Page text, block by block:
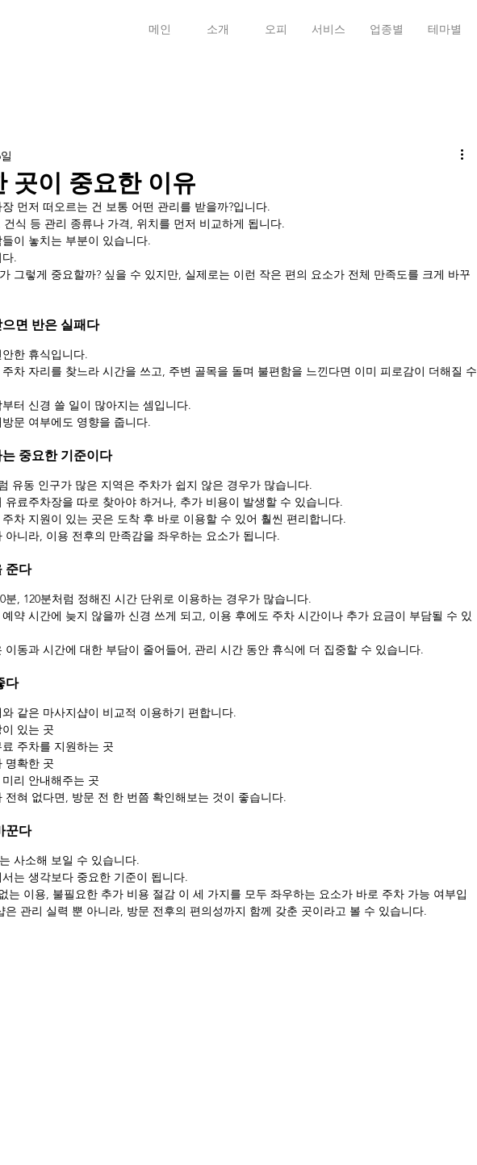
메인 소개 오피 서비스 업종별 테마별
곳이 중요한 이유
먼저 떠오르는 건 보통 어떤 관리를 받을까?입니다.
식 등 관리 종류나 가격, 위치를 먼저 비교하게 됩니다.
이 놓치는 부분이 있습니다.
.
그렇게 중요할까? 싶을 수 있지만, 실제로는 이런 작은 편의 요소가 전체 만족도를 크게 바꾸
면 반은 실패다
한 휴식입니다.
차 자리를 찾느라 시간을 쓰고, 주변 골목을 돌며 불편함을 느낀다면 이미 피로감이 더해질 수
터 신경 쓸 일이 많아지는 셈입니다.
문 여부에도 영향을 줍니다.
중요한 기준이다
유동 인구가 많은 지역은 주차가 쉽지 않은 경우가 많습니다.
유료주차장을 따로 찾아야 하거나, 추가 비용이 발생할 수 있습니다.
차 지원이 있는 곳은 도착 후 바로 이용할 수 있어 훨씬 편리합니다.
아니라, 이용 전후의 만족감을 좌우하는 요소가 됩니다.
준다
분, 120분처럼 정해진 시간 단위로 이용하는 경우가 많습니다.
약 시간에 늦지 않을까 신경 쓰게 되고, 이용 후에도 주차 시간이나 추가 요금이 부담될 수 있
이동과 시간에 대한 부담이 줄어들어, 관리 시간 동안 휴식에 더 집중할 수 있습니다.
다
같은 마사지샵이 비교적 이용하기 편합니다.
있는 곳
주차를 지원하는 곳
명확한 곳
리 안내해주는 곳
전혀 없다면, 방문 전 한 번쯤 확인해보는 것이 좋습니다.
꾼다
사소해 보일 수 있습니다.
는 생각보다 중요한 기준이 됩니다.
는 이용, 불필요한 추가 비용 절감 이 세 가지를 모두 좌우하는 요소가 바로 주차 가능 여부입
은 관리 실력 뿐 아니라, 방문 전후의 편의성까지 함께 갖춘 곳이라고 볼 수 있습니다.